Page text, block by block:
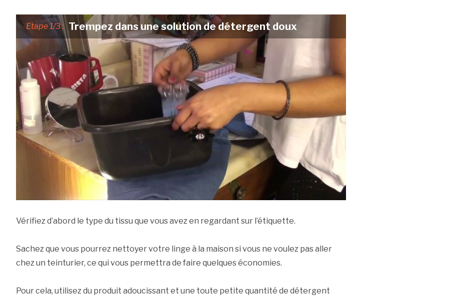
Etape 1/3 : Trempez dans une solution de détergent doux
Vérifiez d’abord le type du tissu que vous avez en regardant sur l’étiquette.
Sachez que vous pourrez nettoyer votre linge à la maison si vous ne voulez pas aller
chez un teinturier, ce qui vous permettra de faire quelques économies.
Pour cela, utilisez du produit adoucissant et une toute petite quantité de détergent